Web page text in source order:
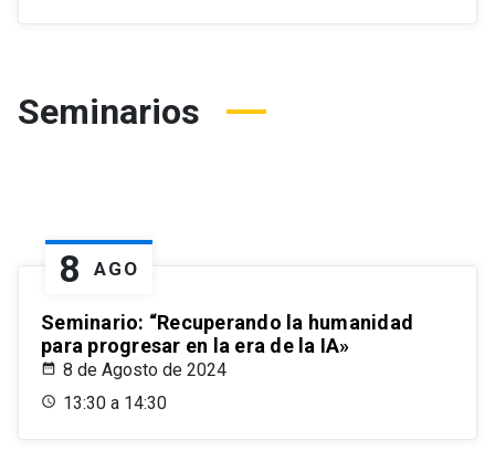
Seminarios
8 AGO
Seminario: “Recuperando la humanidad
para progresar en la era de la IA»
8 de Agosto de 2024
13:30 a 14:30